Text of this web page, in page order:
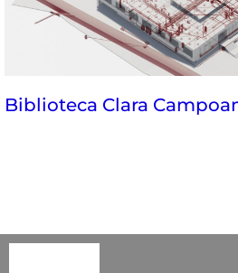
Biblioteca Clara